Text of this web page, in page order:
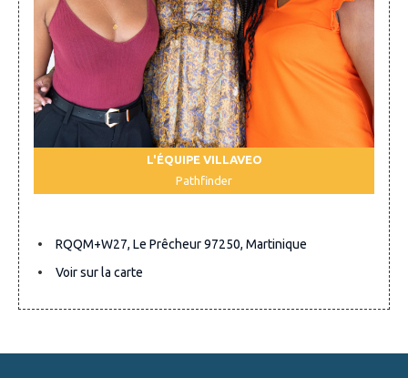
L'ÉQUIPE VILLAVEO
Pathfinder
RQQM+W27, Le Prêcheur 97250, Martinique
Voir sur la carte